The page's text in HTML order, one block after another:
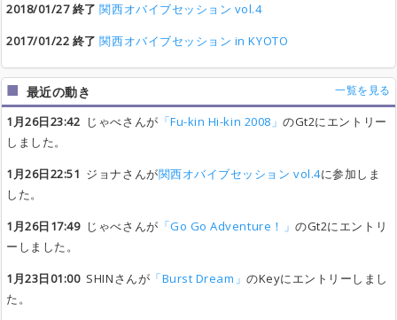
2018/01/27 終了 関西オバイブセッション vol.4
2017/01/22 終了 関西オバイブセッション in KYOTO
最近の動き 一覧を見る
1月26日23:42 じゃべさんが 「Fu-kin Hi-kin 2008」のGt2にエントリー
しました。
1月26日22:51 ジョナさんが関西オバイブセッション vol.4に参加しま
した。
1月26日17:49じゃべさんが 「Go Go Adventure！」のGt2にエントリ
ーしました。
1月23日01:00SHINさんが 「Burst Dream」のKeyにエントリーしまし
た。